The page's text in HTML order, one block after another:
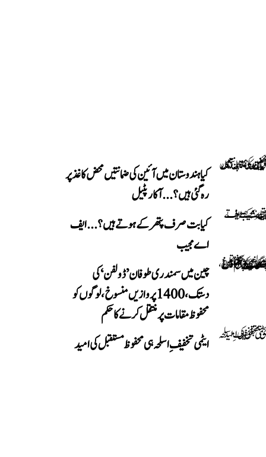
کیا ہندوستان میں آئین کی ضمانتیں محض کاغذ پر
رہ گئی ہیں؟...آکار پٹیل
کیا بت صرف پتھر کے ہوتے ہیں؟...ایف
اے مجیب
چین میں سمندری طوفان ’ڈولفن‘ کی
دستک، 1400 پروازیں منسوخ، لوگوں کو
محفوظ مقامات پر منتقل کرنے کا حکم
ایٹمی تخفیفِ اسلحہ ہی محفوظ مستقبل کی امید